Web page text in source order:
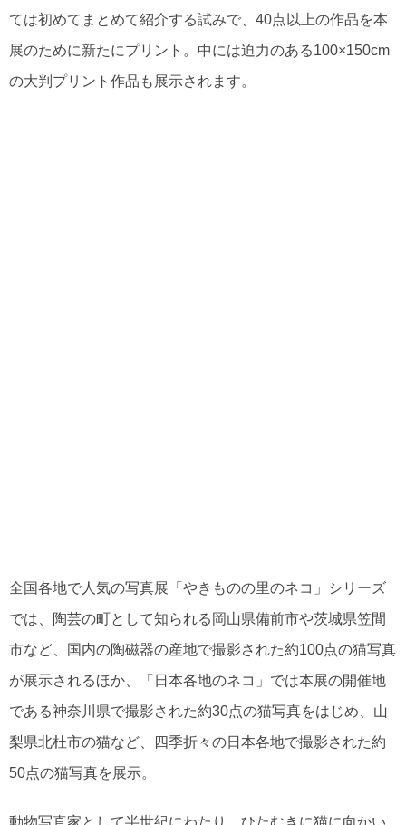
ては初めてまとめて紹介する試みで、40点以上の作品を本
展のために新たにプリント。中には迫力のある100×150cm
の大判プリント作品も展示されます。
全国各地で人気の写真展「やきものの里のネコ」シリーズ
では、陶芸の町として知られる岡山県備前市や茨城県笠間
市など、国内の陶磁器の産地で撮影された約100点の猫写真
が展示されるほか、「日本各地のネコ」では本展の開催地
である神奈川県で撮影された約30点の猫写真をはじめ、山
梨県北杜市の猫など、四季折々の日本各地で撮影された約
50点の猫写真を展示。
動物写真家として半世紀にわたり、ひたむきに猫に向かい